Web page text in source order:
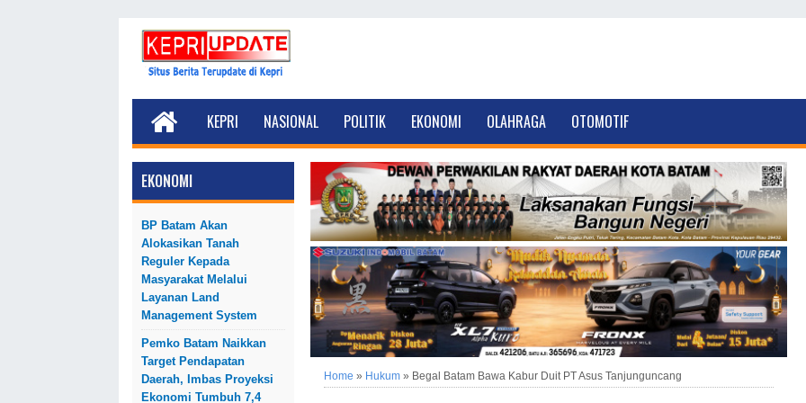
KEPRI NASIONAL POLITIK EKONOMI OLAHRAGA OTOMOTIF
EKONOMI
BP Batam Akan
Alokasikan Tanah
Reguler Kepada
Masyarakat Melalui
Layanan Land
Management System
Pemko Batam Naikkan
Target Pendapatan
Daerah, Imbas Proyeksi
Ekonomi Tumbuh 7,4
Home » Hukum » Begal Batam Bawa Kabur Duit PT Asus Tanjunguncang